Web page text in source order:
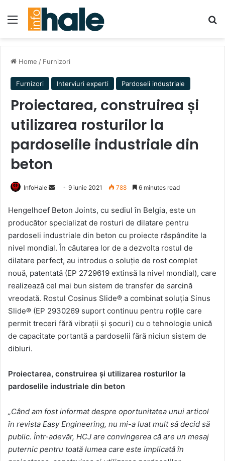
Menu
Home / Furnizori
Furnizori Interviuri experti Pardoseli industriale
Proiectarea, construirea și
utilizarea rosturilor la
pardoselile industriale din
beton
InfoHale
Send
email
9 iunie 2021 788 6 minutes read
Hengelhoef Beton Joints, cu sediul în Belgia, este un
producător specializat de rosturi de dilatare pentru
pardoseli industriale din beton cu proiecte răspândite la
nivel mondial. În căutarea lor de a dezvolta rostul de
dilatare perfect, au introdus o soluție de rost complet
nouă, patentată (EP 2729619 extinsă la nivel mondial), care
realizează cel mai bun sistem de transfer de sarcină
vreodată. Rostul Cosinus Slide® a combinat soluția Sinus
Slide® (EP 2930269 suport continuu pentru roțile care
permit treceri fără vibrații și șocuri) cu o tehnologie unică
de capacitate portantă a pardoselii fără niciun sistem de
dibluri.
Proiectarea, construirea și utilizarea rosturilor la
pardoselile industriale din beton
„Când am fost informat despre oportunitatea unui articol
în revista Easy Engineering, nu mi-a luat mult să decid să
public. Într-adevăr, HCJ are convingerea că are un mesaj
puternic pentru toată lumea care este implicată în